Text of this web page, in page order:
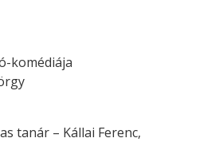
komédiája
tanár – Kállai Ferenc,